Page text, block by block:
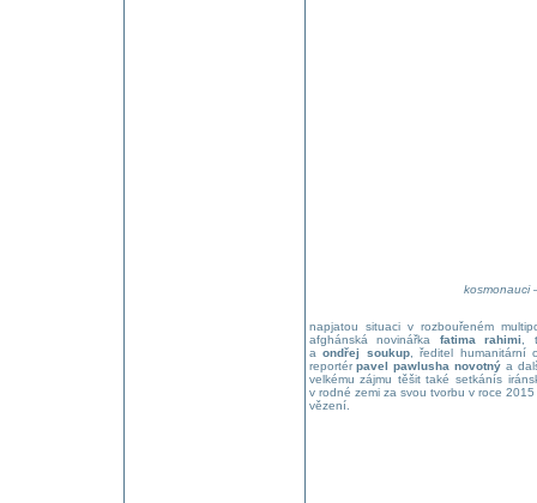
kosmonauci
napjatou situaci v rozbouřeném
afghánská novinářka fatima rahimi
,
aondřej soukup, ředitel humanitární
reportérpavel pawlusha novotný a
velkému zájmu těšit také setkánís
v rodné zemi za svou tvorbu v roce
vězení.